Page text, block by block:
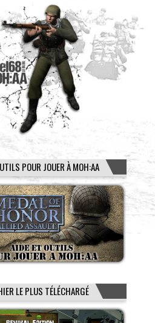
POUR JOUER À MOH:AA
LE PLUS TÉLÉCHARGÉ